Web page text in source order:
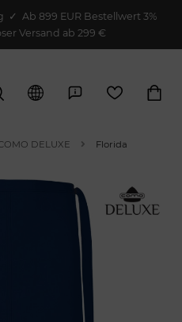
✓ Ab 899 EUR Bestellwert 3%
Versand ab 299 €
DELUXE
Florida